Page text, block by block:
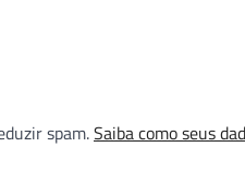
spam.Saiba como seus